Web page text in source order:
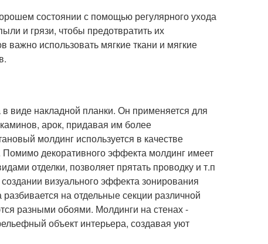
состоянии с помощью регулярного ухода
и грязи, чтобы предотвратить их
важно использовать мягкие ткани и мягкие
виде накладной планки. Он применяется для
арок, придавая им более
молдинг используется в качестве
декоративного эффекта молдинг имеет
отделки, позволяет прятать проводку и т.п
визуального эффекта зонирования
на отдельные секции различной
разными обоями. Молдинги на стенах -
объект интерьера, создавая уют